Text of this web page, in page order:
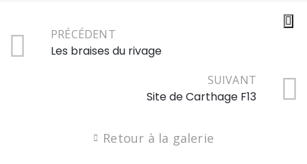
PRÉCÉDENT
Les braises du rivage
SUIVANT
Site de Carthage F13
Retour à la galerie